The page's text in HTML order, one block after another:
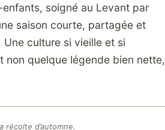
enfants, soigné au Levant par
saison courte, partagée et
Une culture si vieille et si
non quelque légende bien nette,
récolte d’automne.